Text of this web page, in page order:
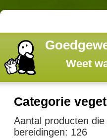
Weet
Categorie
Aantal producten
bereidingen: 126